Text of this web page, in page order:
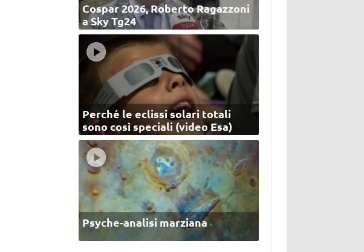
Cospar 2026, Roberto Ragazzoni
a Sky Tg24
Perché le eclissi solari totali
sono così speciali (video Esa)
Psyche-analisi marziana